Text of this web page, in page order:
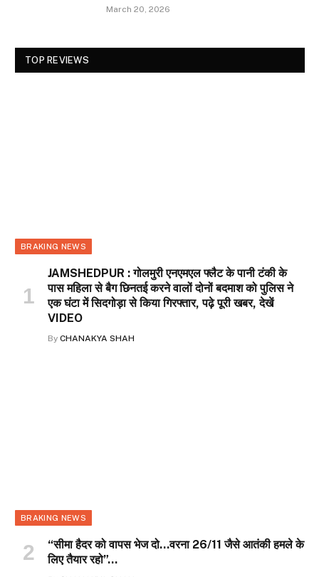
March 20, 2026
TOP REVIEWS
BRAKING NEWS
JAMSHEDPUR : गोलमुरी एनएमएल फ्लैट के पानी टंकी के
पास महिला से बैग छिनतई करने वालों दोनों बदमाश को पुलिस ने
एक घंटा में सिदगोड़ा से किया गिरफ्तार, पढ़े पूरी खबर, देखें
VIDEO
By CHANAKYA SHAH
BRAKING NEWS
“सीमा हैदर को वापस भेज दो…वरना 26/11 जैसे आतंकी हमले के
लिए तैयार रहो”…